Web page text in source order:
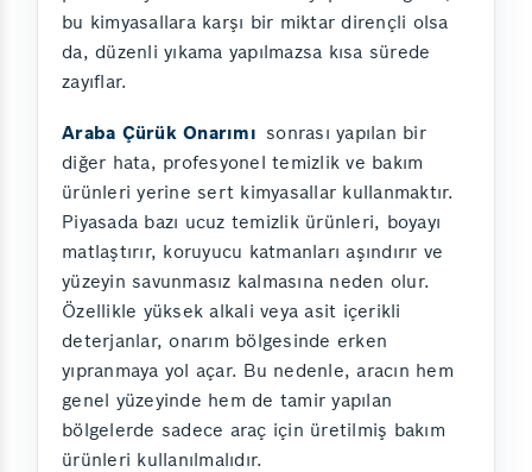
bu kimyasallara karşı bir miktar dirençli olsa
da, düzenli yıkama yapılmazsa kısa sürede
zayıflar.
Araba Çürük Onarımı sonrası yapılan bir
diğer hata, profesyonel temizlik ve bakım
ürünleri yerine sert kimyasallar kullanmaktır.
Piyasada bazı ucuz temizlik ürünleri, boyayı
matlaştırır, koruyucu katmanları aşındırır ve
yüzeyin savunmasız kalmasına neden olur.
Özellikle yüksek alkali veya asit içerikli
deterjanlar, onarım bölgesinde erken
yıpranmaya yol açar. Bu nedenle, aracın hem
genel yüzeyinde hem de tamir yapılan
bölgelerde sadece araç için üretilmiş bakım
ürünleri kullanılmalıdır.